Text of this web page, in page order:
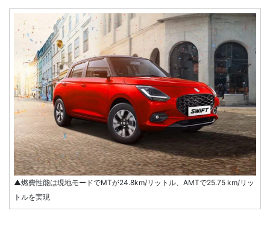
▲燃費性能は現地モードでMTが24.8km/リットル、AMTで25.75 km/リッ
トルを実現